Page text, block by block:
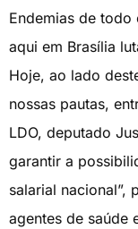
Endemias de
aqui em Brasília
Hoje, ao lado
nossas pautas,
LDO, deputado
garantir a
salarial nacional”,
agentes de saúde